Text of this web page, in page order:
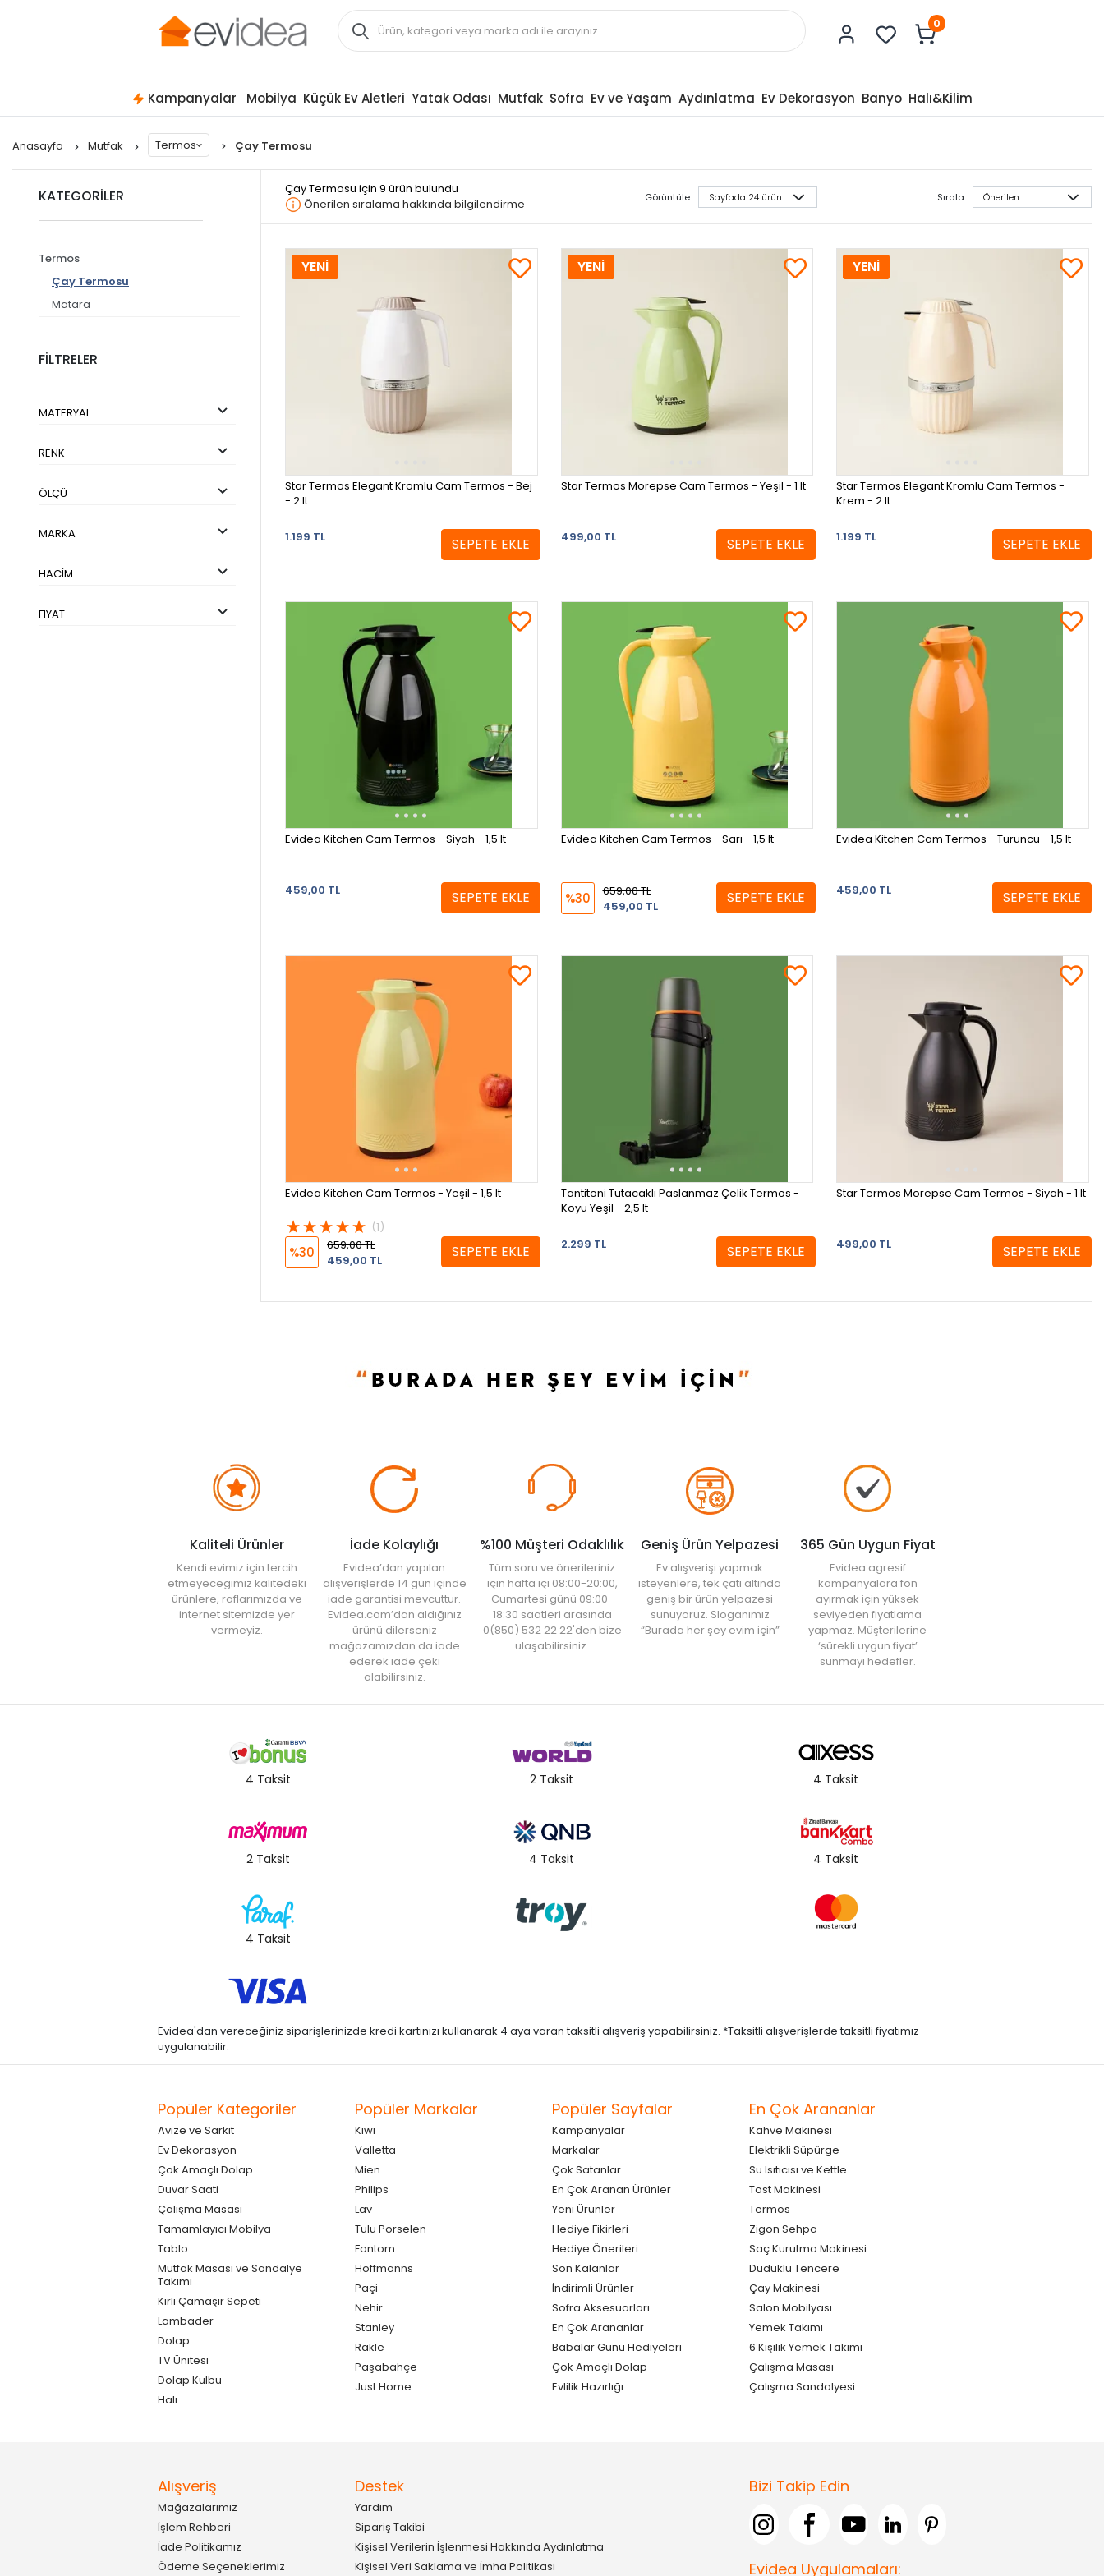
0
Kampanyalar Mobilya Küçük Ev Aletleri Yatak Odası Mutfak Sofra Ev ve Yaşam Aydınlatma Ev Dekorasyon Banyo Halı&Kilim
Anasayfa Mutfak Termos Çay Termosu
KATEGORİLER
Termos
Çay Termosu
Matara
FİLTRELER
MATERYAL
RENK
ÖLÇÜ
MARKA
HACIM
FIYAT
Çay Termosu için 9 ürün bulundu
Önerilen sıralama hakkında bilgilendirme
Görüntüle Sırala
Star Termos Elegant Kromlu Cam Termos - Bej
- 2 lt
1.199 TL SEPETE EKLE
YENİ
Star Termos Morepse Cam Termos - Yeşil - 1 lt
499,00 TL SEPETE EKLE
YENİ
Star Termos Elegant Kromlu Cam Termos -
Krem - 2 lt
1.199 TL SEPETE EKLE
YENİ
Evidea Kitchen Cam Termos - Siyah - 1,5 lt
459,00 TL SEPETE EKLE
Evidea Kitchen Cam Termos - Sarı - 1,5 lt
%30
659,00 TL
459,00 TL
SEPETE EKLE
Evidea Kitchen Cam Termos - Turuncu - 1,5 lt
459,00 TL SEPETE EKLE
Evidea Kitchen Cam Termos - Yeşil - 1,5 lt
(1)
%30
659,00 TL
459,00 TL
SEPETE EKLE
Tantitoni Tutacaklı Paslanmaz Çelik Termos -
Koyu Yeşil - 2,5 lt
2.299 TL SEPETE EKLE
Star Termos Morepse Cam Termos - Siyah - 1 lt
499,00 TL SEPETE EKLE
Kaliteli Ürünler
Kendi evimiz için tercih
etmeyeceğimiz kalitedeki
ürünlere, raflarımızda ve
internet sitemizde yer
vermeyiz.
İade Kolaylığı
Evidea’dan yapılan
alışverişlerde 14 gün içinde
iade garantisi mevcuttur.
Evidea.com’dan aldığınız
ürünü dilerseniz
mağazamızdan da iade
ederek iade çeki
alabilirsiniz.
%100 Müşteri Odaklılık
Tüm soru ve önerileriniz
için hafta içi 08:00-20:00,
Cumartesi günü 09:00-
18:30 saatleri arasında
0(850) 532 22 22'den bize
ulaşabilirsiniz.
Geniş Ürün Yelpazesi
Ev alışverişi yapmak
isteyenlere, tek çatı altında
geniş bir ürün yelpazesi
sunuyoruz. Sloganımız
“Burada her şey evim için”
365 Gün Uygun Fiyat
Evidea agresif
kampanyalara fon
ayırmak için yüksek
seviyeden fiyatlama
yapmaz. Müşterilerine
‘sürekli uygun fiyat’
sunmayı hedefler.
4 Taksit 2 Taksit 4 Taksit
2 Taksit 4 Taksit 4 Taksit
4 Taksit
Evidea'dan vereceğiniz siparişlerinizde kredi kartınızı kullanarak 4 aya varan taksitli alışveriş yapabilirsiniz. *Taksitli alışverişlerde taksitli fiyatımız
uygulanabilir.
Popüler Kategoriler
Avize ve Sarkıt
Ev Dekorasyon
Çok Amaçlı Dolap
Duvar Saati
Çalışma Masası
Tamamlayıcı Mobilya
Tablo
Mutfak Masası ve Sandalye
Takımı
Kirli Çamaşır Sepeti
Lambader
Dolap
TV Ünitesi
Dolap Kulbu
Halı
Popüler Markalar
Kiwi
Valletta
Mien
Philips
Lav
Tulu Porselen
Fantom
Hoffmanns
Paçi
Nehir
Stanley
Rakle
Paşabahçe
Just Home
Popüler Sayfalar
Kampanyalar
Markalar
Çok Satanlar
En Çok Aranan Ürünler
Yeni Ürünler
Hediye Fikirleri
Hediye Önerileri
Son Kalanlar
İndirimli Ürünler
Sofra Aksesuarları
En Çok Arananlar
Babalar Günü Hediyeleri
Çok Amaçlı Dolap
Evlilik Hazırlığı
En Çok Arananlar
Kahve Makinesi
Elektrikli Süpürge
Su Isıtıcısı ve Kettle
Tost Makinesi
Termos
Zigon Sehpa
Saç Kurutma Makinesi
Düdüklü Tencere
Çay Makinesi
Salon Mobilyası
Yemek Takımı
6 Kişilik Yemek Takımı
Çalışma Masası
Çalışma Sandalyesi
Alışveriş
Mağazalarımız
İşlem Rehberi
İade Politikamız
Ödeme Seçeneklerimiz
Destek
Yardım
Sipariş Takibi
Kişisel Verilerin İşlenmesi Hakkında Aydınlatma
Kişisel Veri Saklama ve İmha Politikası
Bizi Takip Edin
Evidea Uygulamaları: